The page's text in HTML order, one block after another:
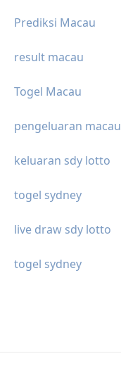
Prediksi Macau
result macau
Togel Macau
pengeluaran
keluaran sdy lotto
togel sydney
live draw sdy lotto
togel sydney